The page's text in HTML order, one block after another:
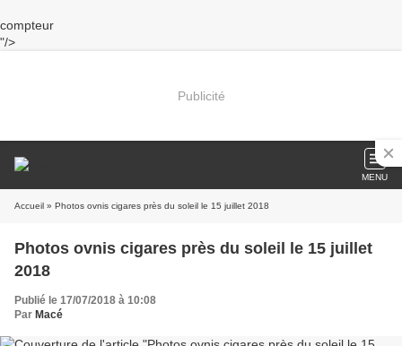
compteur
"/>
Publicité
MENU
Accueil » Photos ovnis cigares près du soleil le 15 juillet 2018
Photos ovnis cigares près du soleil le 15 juillet
2018
Publié le 17/07/2018 à 10:08
Par Macé